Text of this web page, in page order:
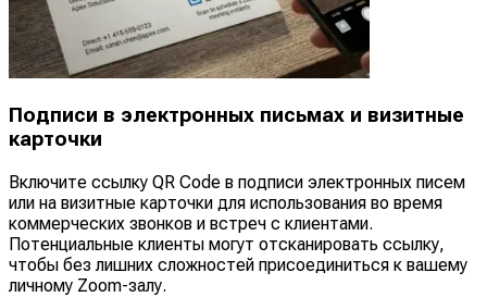
Подписи в электронных письмах и визитные
карточки
Включите ссылку QR Code в подписи электронных писем
или на визитные карточки для использования во время
коммерческих звонков и встреч с клиентами.
Потенциальные клиенты могут отсканировать ссылку,
чтобы без лишних сложностей присоединиться к вашему
личному Zoom-залу.